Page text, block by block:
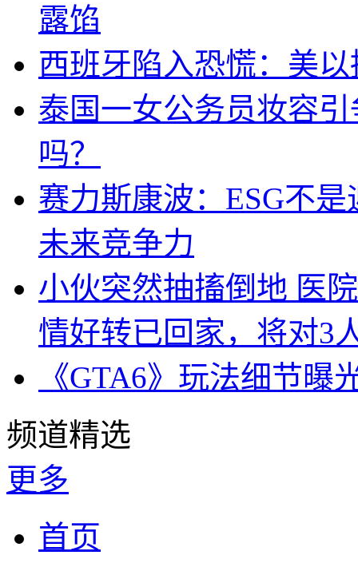
露馅
西班牙陷入恐慌：美
泰国一女公务员妆容
吗？
赛力斯康波：ESG不
未来竞争力
小伙突然抽搐倒地 医
情好转已回家，将对3
《GTA6》玩法细节
频道精选
更多
首页